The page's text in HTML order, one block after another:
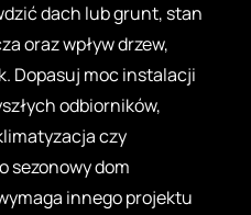
dach lub grunt, stan
oraz wpływ drzew,
Dopasuj moc instalacji
odbiorników,
czy
sezonowy dom
innego projektu